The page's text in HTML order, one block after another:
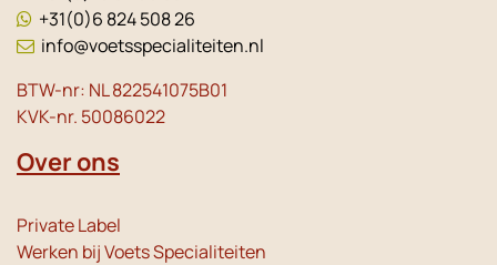
+31(0)6 824 508 26
info@voetsspecialiteiten.nl
BTW-nr: NL 822541075B01
KVK-nr. 50086022
Over ons
Private Label
Werken bij Voets Specialiteiten